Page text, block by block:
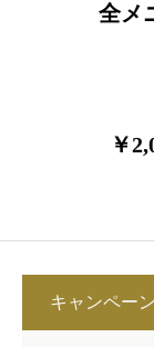
全メ
￥
キャンペーン